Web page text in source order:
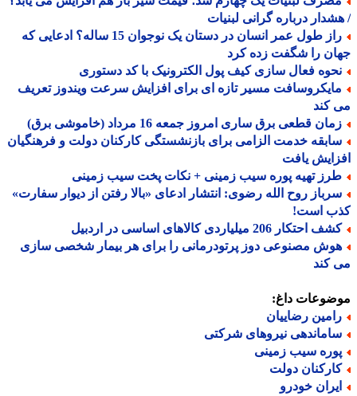
درباره گرانی لبنیات
راز طول عمر انسان در دستان یک نوجوان 15 ساله؟ ادعایی که
را شگفت زده کرد
فعال سازی کیف پول الکترونیک با کد دستوری
مسیر تازه ای برای افزایش سرعت ویندوز تعریف
کند
قطعی برق ساری امروز جمعه 16 مرداد (خاموشی برق)
خدمت الزامی برای بازنشستگی کارکنان دولت و فرهنگیان
یافت
تهیه پوره سیب زمینی + نکات پخت سیب زمینی
روح الله رضوی: انتشار ادعای «بالا رفتن از دیوار سفارت»
است!
206 میلیاردی کالاهای اساسی در اردبیل
مصنوعی دوز پرتودرمانی را برای هر بیمار شخصی سازی
کند
داغ:
رضاییان
نیروهای شرکتی
سیب زمینی
دولت
خودرو